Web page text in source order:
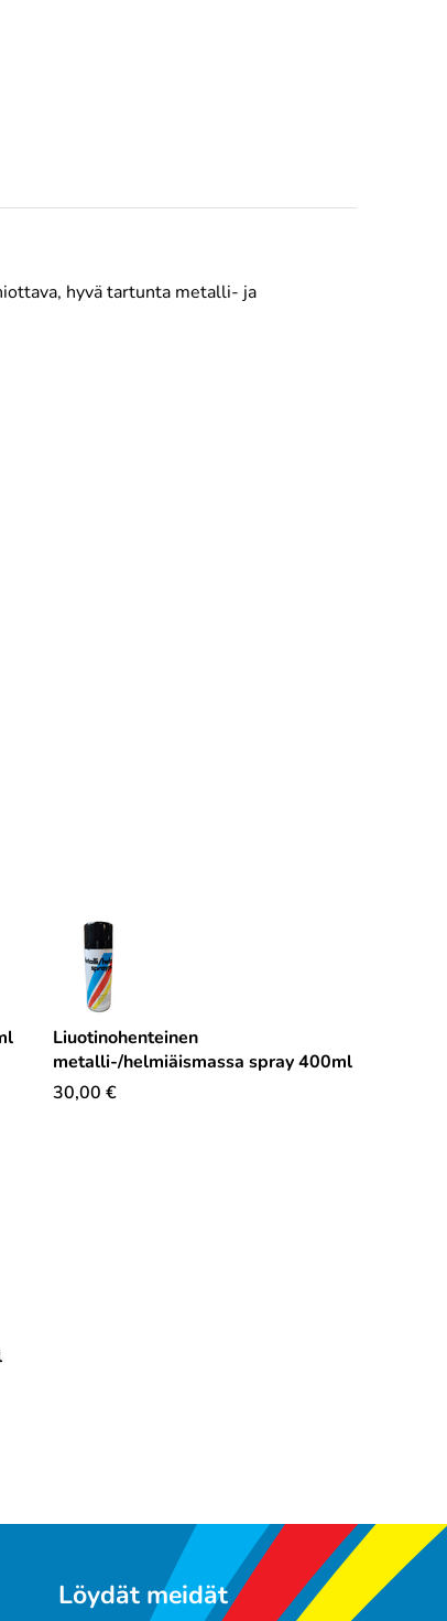
hyvä tartunta metalli- ja
Liuotinohenteinen
metalli-/helmiäismassa spray 400ml
30,00 €
Löydät meidät